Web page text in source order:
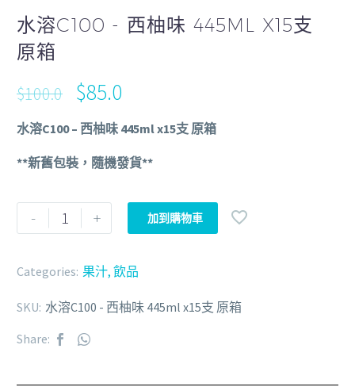
水溶C100 - 西柚味 445ML X15支
原箱
$100.0 $85.0
水溶C100 – 西柚味 445ml x15支 原箱
**新舊包裝，隨機發貨**
- + 加到購物車
Categories: 果汁, 飲品
SKU: 水溶C100 - 西柚味 445ml x15支 原箱
Share: